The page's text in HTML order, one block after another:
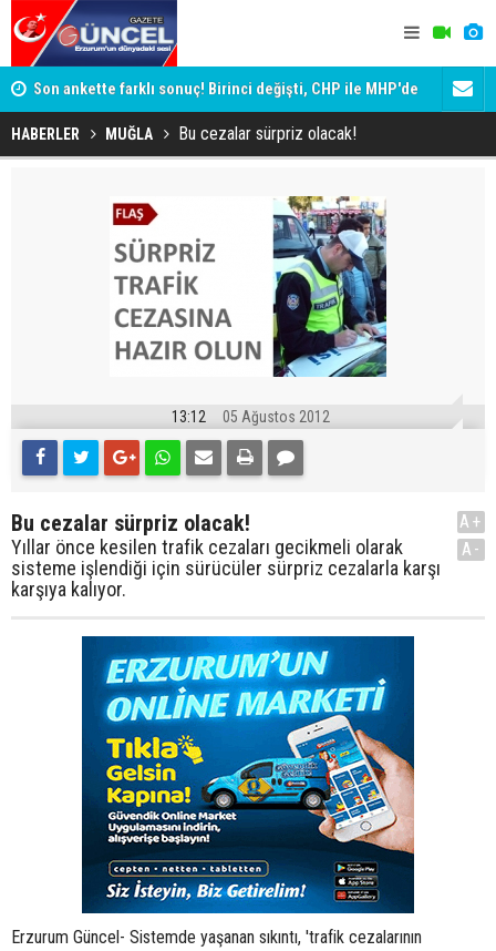
Son ankette farklı sonuç! Birinci değişti, CHP ile MHP'de
büyük kayıp
HABERLER MUĞLA Bu cezalar sürpriz olacak!
13:12 05 Ağustos 2012
Bu cezalar sürpriz olacak!
Yıllar önce kesilen trafik cezaları gecikmeli olarak
sisteme işlendiği için sürücüler sürpriz cezalarla karşı
karşıya kalıyor.
A+
A-
Erzurum Güncel- Sistemde yaşanan sıkıntı, 'trafik cezalarının